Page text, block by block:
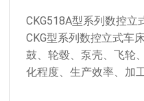
CKG518A型系列数控
CKG型系列数控立式车
鼓、轮毂、泵壳、飞轮
化程度、生产效率、加